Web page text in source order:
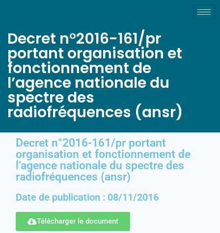
Decret n°2016-161/pr
portant organisation et
fonctionnement de
l’agence nationale du
spectre des
radiofréquences (ansr)
Decret n°2016-161/pr portant
organisation et fonctionnement de
l’agence nationale du spectre des
radiofréquences (ansr)
Date de publication : 08/11/2016
Télécharger le document